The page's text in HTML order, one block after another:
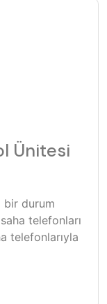
Ünitesi
durum
telefonları
telefonlarıyla